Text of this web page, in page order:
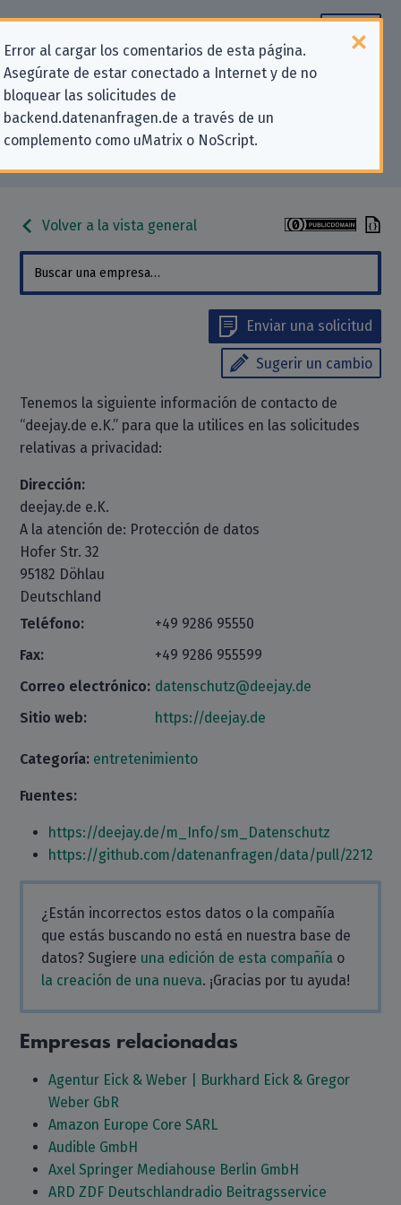
Error al cargar los comentarios de esta página.
Asegúrate de estar conectado a Internet y de no
bloquear las solicitudes de
backend.datenanfragen.de a través de un
complemento como uMatrix o NoScript.
Información de contacto para
solicitudes relativas a la privacidad
para «deejay.de e.K.»
Volver a la vista general
Enviar una solicitud
Sugerir un cambio
Tenemos la siguiente información de contacto de
“deejay.de e.K.” para que la utilices en las solicitudes
relativas a privacidad:
Dirección:
deejay.de e.K.
A la atención de: Protección de datos
Hofer Str. 32
95182 Döhlau
Deutschland
Teléfono:
+49 9286 95550
Fax:
+49 9286 955599
Correo electrónico: datenschutz@deejay.de
Sitio web:
https://deejay.de
Categoría: entretenimiento
Fuentes:
https://deejay.de/m_Info/sm_Datenschutz
https://github.com/datenanfragen/data/pull/2212
¿Están incorrectos estos datos o la compañía
que estás buscando no está en nuestra base de
datos? Sugiere una edición de esta compañía o
la creación de una nueva. ¡Gracias por tu ayuda!
Empresas relacionadas
Agentur Eick & Weber | Burkhard Eick & Gregor
Weber GbR
Amazon Europe Core SARL
Audible GmbH
Axel Springer Mediahouse Berlin GmbH
ARD ZDF Deutschlandradio Beitragsservice